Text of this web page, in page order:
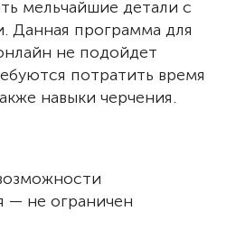
мельчайшие детали с
Данная программа для
не подойдет
потратить время
навыки черчения.
— не ограничен